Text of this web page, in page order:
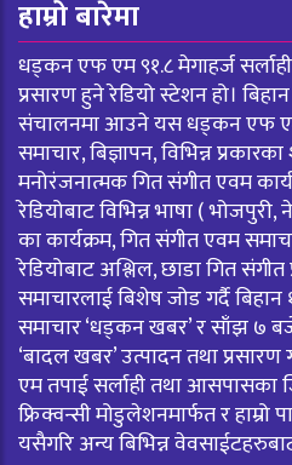
हाम्रो बारेमा
धड्कन एफ एम ९१.८ मेगाहर्ज
प्रसारण हुने रेडियो स्टेशन हो।
संचालनमा आउने यस धड्कन एफ
समाचार, बिज्ञापन, विभिन्न
मनोरंजनात्मक गित संगीत एवम
रेडियोबाट विभिन्न भाषा (
का कार्यक्रम, गित संगीत एवम
रेडियोबाट अश्लिल, छाडा गित
समाचारलाई बिशेष जोड गर्दै
समाचार ‘धड्कन खबर’ र साँझ ७
‘बादल खबर’ उत्पादन तथा
एम तपाई सर्लाही तथा आसपासका
फ्रिक्वन्सी मोडुलेशनमार्फत र हाम्रो
यसैगरि अन्य बिभिन्न